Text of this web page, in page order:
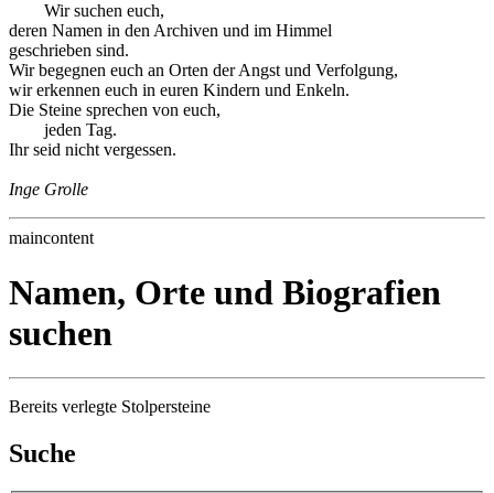
Wir suchen euch,
deren Namen in den Archiven und im Himmel
geschrieben sind.
Wir begegnen euch an Orten der Angst und Verfolgung,
wir erkennen euch in euren Kindern und Enkeln.
Die Steine sprechen von euch,
jeden Tag.
Ihr seid nicht vergessen.
Inge Grolle
maincontent
Namen, Orte und Biografien
suchen
Bereits verlegte Stolpersteine
Suche